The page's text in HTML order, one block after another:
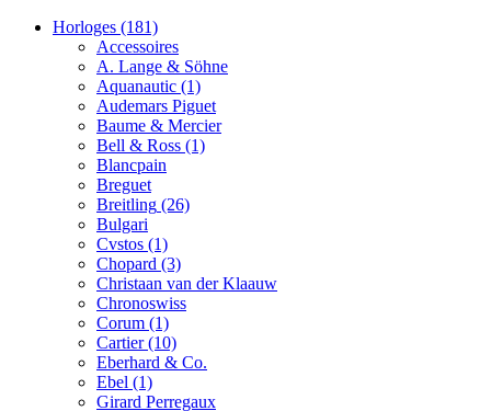
Horloges (181)
Accessoires
A. Lange & Söhne
Aquanautic (1)
Audemars Piguet
Baume & Mercier
Bell & Ross (1)
Blancpain
Breguet
Breitling (26)
Bulgari
Cvstos (1)
Chopard (3)
Christaan van der Klaauw
Chronoswiss
Corum (1)
Cartier(10)
Eberhard & Co.
Ebel (1)
Girard Perregaux